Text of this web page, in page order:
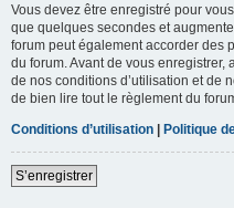
Vous devez être enregistré pour
que quelques secondes et
forum peut également accorder des
du forum. Avant de vous enregistrer,
de nos conditions d’utilisation et de
de bien lire tout le règlement du
Conditions d’utilisation | Politique
S’enregistrer